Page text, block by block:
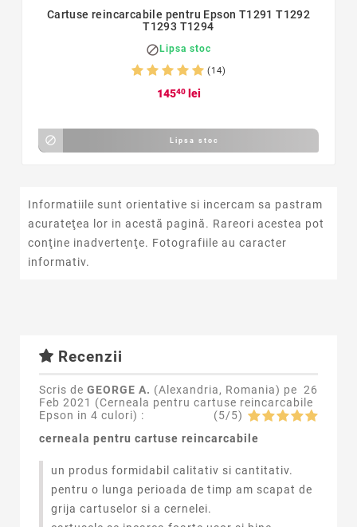
Cartuse reincarcabile pentru Epson T1291 T1292
T1293 T1294
 Lipsa stoc
(14)
14540lei
 Lipsa stoc
Informatiile sunt orientative si incercam sa pastram
acurateţea lor in acestă pagină. Rareori acestea pot
conţine inadvertenţe. Fotografiile au caracter
informativ.
Recenzii
Scris de GEORGE A. (Alexandria, Romania) pe 26
Feb 2021 (Cerneala pentru cartuse reincarcabile
Epson in 4 culori) : (5/5)
cerneala pentru cartuse reincarcabile
un produs formidabil calitativ si cantitativ.
pentru o lunga perioada de timp am scapat de
grija cartuselor si a cernelei.